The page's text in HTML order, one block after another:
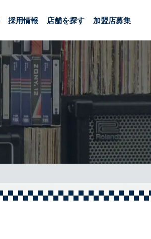
採用情報 店舗を探す 加盟店募集